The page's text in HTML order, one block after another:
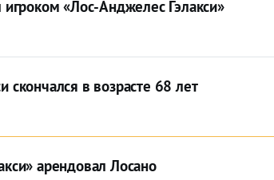
«Лос-Анджелес Гэлакси»
в возрасте 68 лет
арендовал Лосано